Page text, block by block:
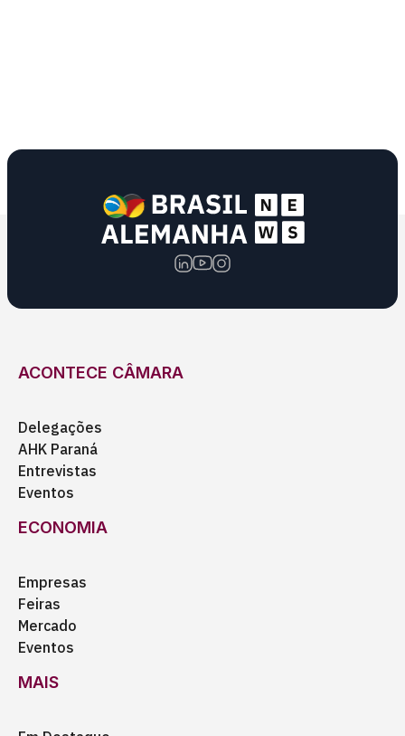
ACONTECE CÂMARA
Delegações
AHK Paraná
Entrevistas
Eventos
ECONOMIA
Empresas
Feiras
Mercado
Eventos
MAIS